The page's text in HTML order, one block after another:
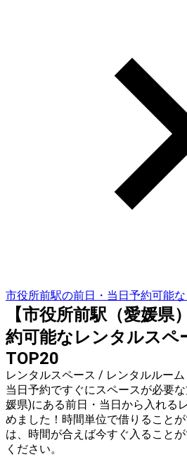
市役所前駅の前日・当日予約可能
【市役所前駅（愛媛県
約可能なレンタルスペ
TOP20
レンタルスペース / レンタルルーム
当日予約ですぐにスペースが必要
媛県)にある前日・当日から入れる
めました！時間単位で借りること
は、時間が合えば今すぐ入ること
ください。